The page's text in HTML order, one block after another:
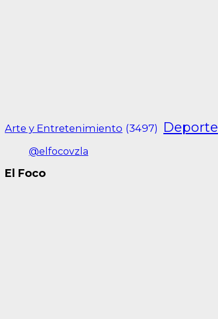
Arte y Entretenimiento (3497) Deporte
@elfocovzla
El Foco